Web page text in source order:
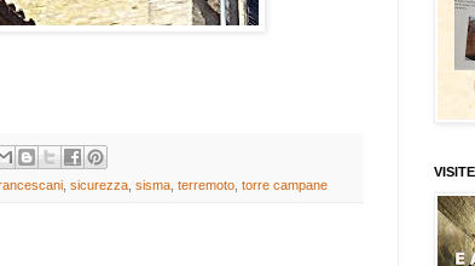
sicurezza sisma terremoto torre campane
VISITE